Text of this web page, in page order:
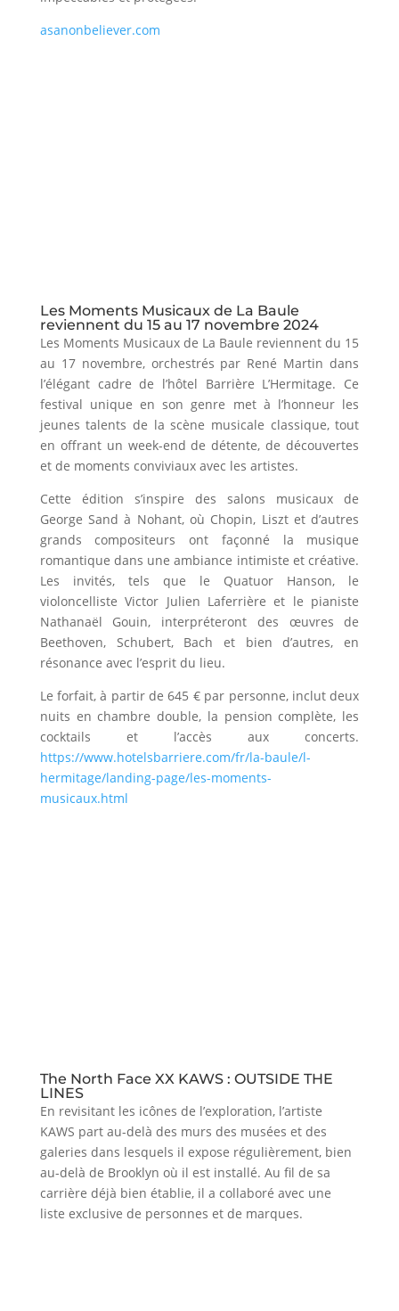
asanonbeliever.com
Les Moments Musicaux de La Baule
reviennent du 15 au 17 novembre 2024
Les Moments Musicaux de La Baule reviennent du 15
au 17 novembre, orchestrés par René Martin dans
l’élégant cadre de l’hôtel Barrière L’Hermitage. Ce
festival unique en son genre met à l’honneur les
jeunes talents de la scène musicale classique, tout
en offrant un week-end de détente, de découvertes
et de moments conviviaux avec les artistes.
Cette édition s’inspire des salons musicaux de
George Sand à Nohant, où Chopin, Liszt et d’autres
grands compositeurs ont façonné la musique
romantique dans une ambiance intimiste et créative.
Les invités, tels que le Quatuor Hanson, le
violoncelliste Victor Julien Laferrière et le pianiste
Nathanaël Gouin, interpréteront des œuvres de
Beethoven, Schubert, Bach et bien d’autres, en
résonance avec l’esprit du lieu.
Le forfait, à partir de 645 € par personne, inclut deux
nuits en chambre double, la pension complète, les
cocktails et l’accès aux concerts.
https://www.hotelsbarriere.com/fr/la-baule/l-
hermitage/landing-page/les-moments-
musicaux.html
The North Face XX KAWS : OUTSIDE THE
LINES
En revisitant les icônes de l’exploration, l’artiste
KAWS part au-delà des murs des musées et des
galeries dans lesquels il expose régulièrement, bien
au-delà de Brooklyn où il est installé. Au fil de sa
carrière déjà bien établie, il a collaboré avec une
liste exclusive de personnes et de marques.